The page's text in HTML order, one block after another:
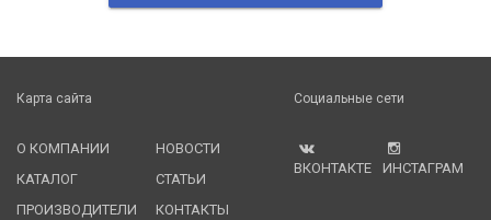
Карта сайта
О КОМПАНИИ
КАТАЛОГ
ПРОИЗВОДИТЕЛИ
НОВОСТИ
СТАТЬИ
КОНТАКТЫ
Социальные сети
ВКОНТАКТЕ ИНСТАГРАМ